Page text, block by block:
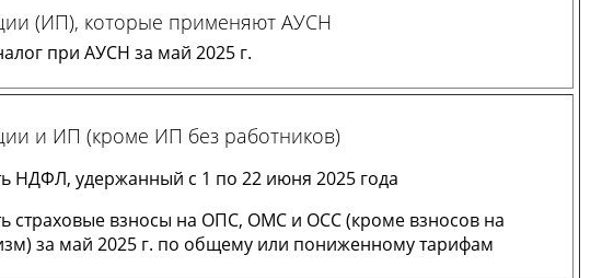
(ИП), которые применяют АУСН
при АУСН за май 2025 г.
и ИП (кроме ИП без работников)
НДФЛ, удержанный с 1 по 22 июня 2025 года
страховые взносы на ОПС, ОМС и ОСС (кроме взносов на
за май 2025 г. по общему или пониженному тарифам